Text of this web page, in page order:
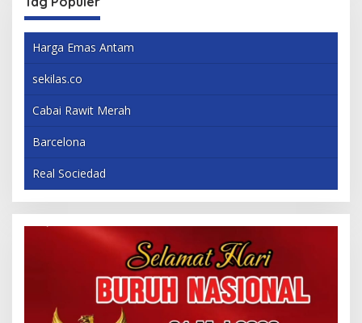
Harga Emas Antam
sekilas.co
Cabai Rawit Merah
Barcelona
Real Sociedad